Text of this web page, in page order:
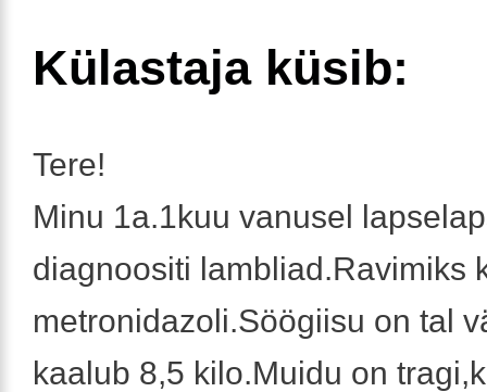
Külastaja küsib:
Tere!
Minu 1a.1kuu vanusel
diagnoositi lambliad.Ravimiks
metronidazoli.Söögiisu on tal
kaalub 8,5 kilo.Muidu on